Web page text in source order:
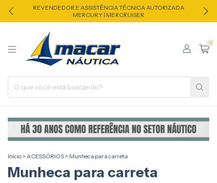
REVENDEDOR E ASSISTÊNCIA TÉCNICA AUTORIZADA
MERCURY | MERCRUISER
0
Início > ACESSÓRIOS > Munheca para carreta
Munheca para carreta